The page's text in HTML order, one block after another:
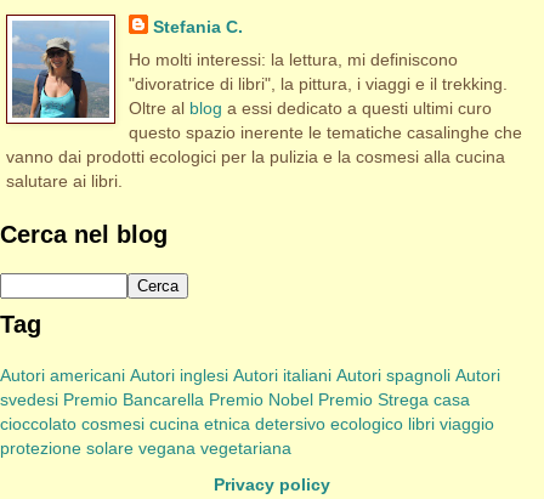
Stefania C.
Ho molti interessi: la lettura, mi definiscono
"divoratrice di libri", la pittura, i viaggi e il trekking.
Oltre al blog a essi dedicato a questi ultimi curo
questo spazio inerente le tematiche casalinghe che
vanno dai prodotti ecologici per la pulizia e la cosmesi alla cucina
salutare ai libri.
Cerca nel blog
Tag
Autori americani Autori inglesi Autori italiani Autori spagnoli Autori
svedesi Premio Bancarella Premio Nobel Premio Strega casa
cioccolato cosmesi cucina etnica detersivo ecologico libri viaggio
protezione solare vegana vegetariana
Privacy policy